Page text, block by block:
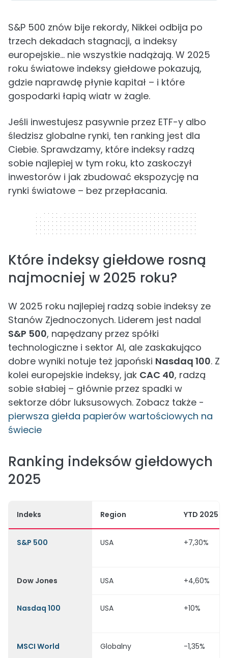
S&P 500 znów bije rekordy, Nikkei odbija po
trzech dekadach stagnacji, a indeksy
europejskie… nie wszystkie nadążają. W 2025
roku światowe indeksy giełdowe pokazują,
gdzie naprawdę płynie kapitał – i które
gospodarki łapią wiatr w żagle.
Jeśli inwestujesz pasywnie przez ETF-y albo
śledzisz globalne rynki, ten ranking jest dla
Ciebie. Sprawdzamy, które indeksy radzą
sobie najlepiej w tym roku, kto zaskoczył
inwestorów i jak zbudować ekspozycję na
rynki światowe – bez przepłacania.
320 x 50
Które indeksy giełdowe rosną
najmocniej w 2025 roku?
W 2025 roku najlepiej radzą sobie indeksy ze
Stanów Zjednoczonych. Liderem jest nadal
S&P 500, napędzany przez spółki
technologiczne i sektor AI, ale zaskakująco
dobre wyniki notuje też japoński Nasdaq 100. Z
kolei europejskie indeksy, jak CAC 40, radzą
sobie słabiej – głównie przez spadki w
sektorze dóbr luksusowych. Zobacz także -
pierwsza giełda papierów wartościowych na
świecie
Ranking indeksów giełdowych
2025
Indeks Region YTD 2025
S&P 500 USA +7,30%
Dow Jones USA +4,60%
Nasdaq 100 USA +10%
MSCI World Globalny -1,35%